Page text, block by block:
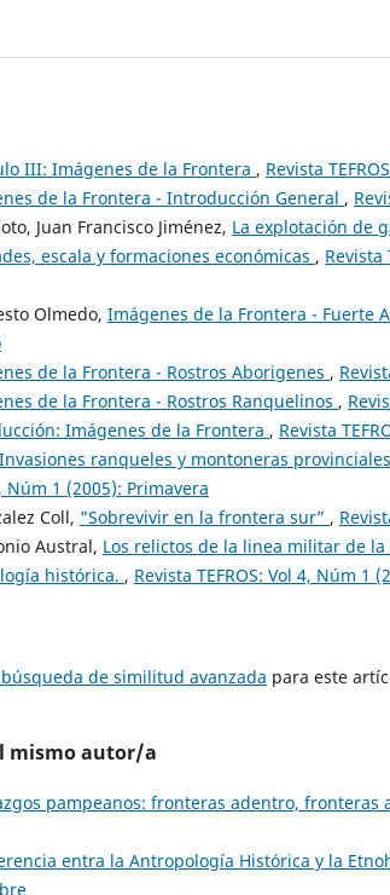
III: Imágenes de la Frontera , Revista
de la Frontera - Introducción General ,
Juan Francisco Jiménez, La explotación de
escala y formaciones económicas , Revista
Olmedo, Imágenes de la Frontera - Fuerte
de la Frontera - Rostros Aborigenes ,
de la Frontera - Rostros Ranquelinos ,
Imágenes de la Frontera , Revista
ranqueles y montoneras
Núm 1 (2005): Primavera
Coll, "Sobrevivir en la frontera sur” ,
Austral, Los relictos de la linea militar de
histórica. , Revista TEFROS: Vol 4, Núm 1
de similitud avanzada para este
mismo autor/a
pampeanos: fronteras adentro, fronteras
entra la Antropología Histórica y la